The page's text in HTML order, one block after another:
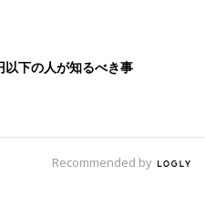
以下の人が知るべき事
Recommended by